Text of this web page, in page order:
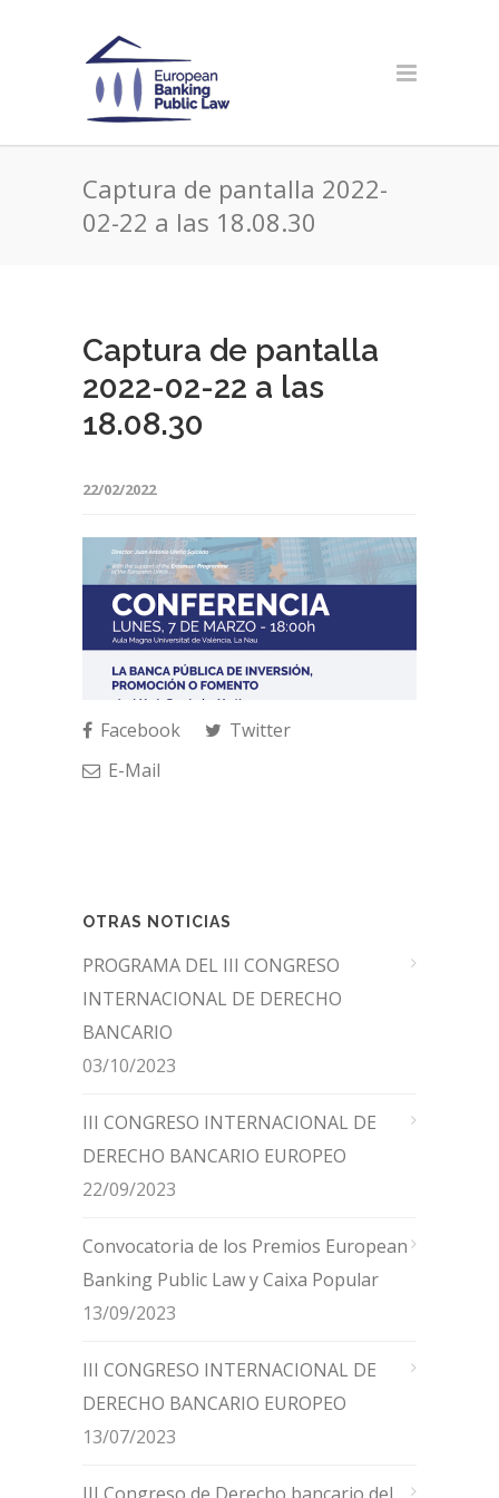
Captura de pantalla 2022-
02-22 a las 18.08.30
Captura de pantalla
2022-02-22 a las
18.08.30
22/02/2022
Facebook
Twitter
E-Mail
OTRAS NOTICIAS
PROGRAMA DEL III CONGRESO
INTERNACIONAL DE DERECHO
BANCARIO
03/10/2023
III CONGRESO INTERNACIONAL DE
DERECHO BANCARIO EUROPEO
22/09/2023
Convocatoria de los Premios European
Banking Public Law y Caixa Popular
13/09/2023
III CONGRESO INTERNACIONAL DE
DERECHO BANCARIO EUROPEO
13/07/2023